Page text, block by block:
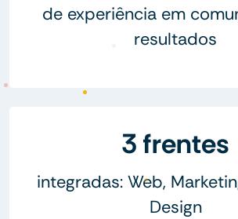
de experiência em
resultados
3 frentes
integradas: Web,
Design